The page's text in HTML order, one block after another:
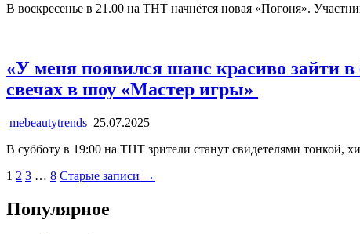
В воскресенье в 21.00 на ТНТ начнётся новая «Погоня».
«У меня появился шанс красиво зайти
свечах в шоу «Мастер игры»
mebeautytrends 25.07.2025
В субботу в 19:00 на ТНТ зрители станут свидетелями тонкой,
Пагинация
записей
1 2 3 … 8 Старые записи →
Популярное